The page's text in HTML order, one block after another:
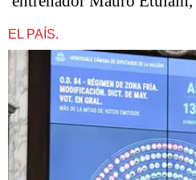
EL PAÍS.